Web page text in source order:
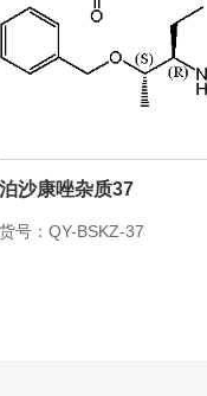
泊沙康唑杂质37
货号：QY-BSKZ-37